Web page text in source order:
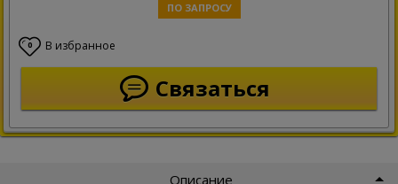
ПО ЗАПРОСУ
0 В избранное
Связаться
Описание